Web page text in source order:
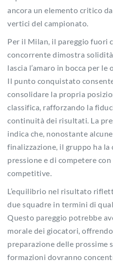
ancora un elemento critico
vertici del campionato.
Per il Milan, il pareggio fuori
concorrente dimostra solidità
lascia l’amaro in bocca per
Il punto conquistato
consolidare la propria
classifica, rafforzando la
continuità dei risultati. La
indica che, nonostante
finalizzazione, il gruppo ha
pressione e di competere
competitive.
L’equilibrio nel risultato
due squadre in termini di
Questo pareggio potrebbe
morale dei giocatori,
preparazione delle prossime
formazioni dovranno